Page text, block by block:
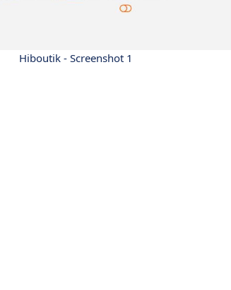
Hiboutik - Screenshot 1